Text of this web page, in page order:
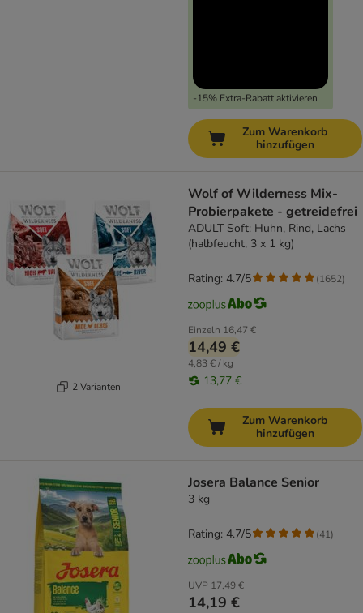
-15% Extra-Rabatt aktivieren
Zum Warenkorb
hinzufügen
2 Varianten
Wolf of Wilderness Mix-
Probierpakete - getreidefrei
ADULT Soft: Huhn, Rind, Lachs
(halbfeucht, 3 x 1 kg)
Einzeln 16,47 €
14,49 €
4,83 € / kg
13,77 €
Rating: 4.7/5 (1652)
Zum Warenkorb
hinzufügen
Josera Balance Senior
3 kg
UVP 17,49 €
14,19 €
Rating: 4.7/5 (41)